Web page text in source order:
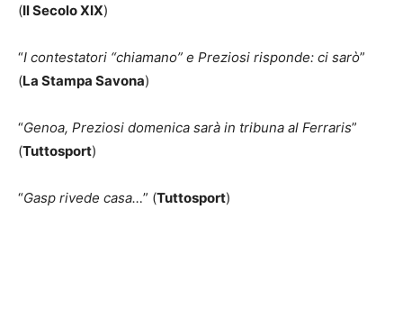
(Il Secolo XIX)
“I contestatori “chiamano” e Preziosi risponde: ci sarò”
(La Stampa Savona)
“Genoa, Preziosi domenica sarà in tribuna al Ferraris”
(Tuttosport)
“Gasp rivede casa…” (Tuttosport)